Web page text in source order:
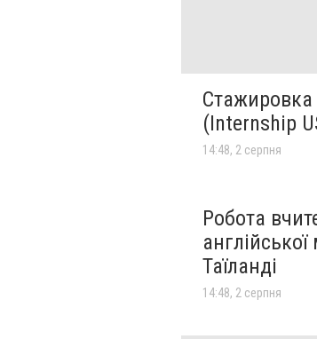
(Internship
14:48, 2 серпня
Робота
Таїланді
14:48, 2 серпня